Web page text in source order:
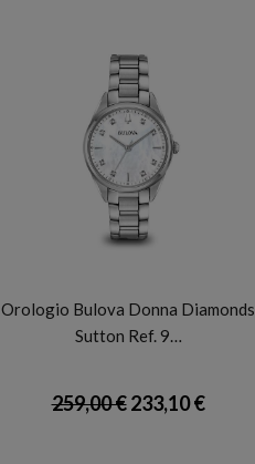
Orologio Bulova Donna Diamonds
Sutton Ref. 9…
259,00 €233,10 €